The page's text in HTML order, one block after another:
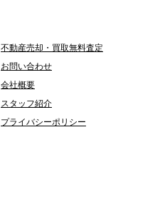
不動産売却・買取無料査定
お問い合わせ
会社概要
スタッフ紹介
プライバシーポリシー